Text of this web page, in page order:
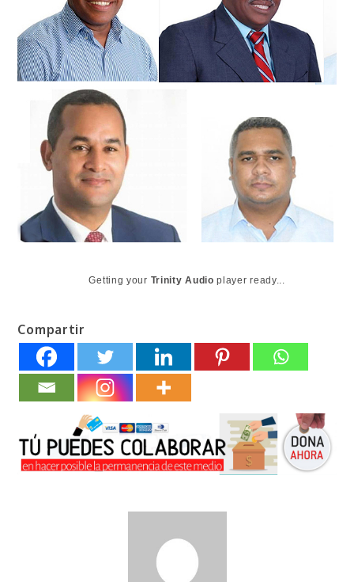
Getting your Trinity Audio player ready...
Compartir